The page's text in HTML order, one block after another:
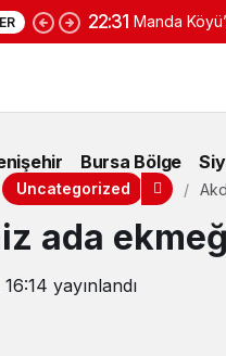
22:31 Manda
Bursa Bölge
Uncategorized
ada
yayınlandı